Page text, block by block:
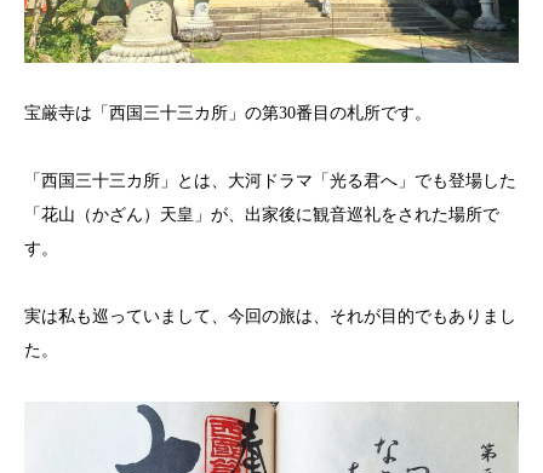
宝厳寺は「西国三十三カ所」の第30番目の札所です。
「西国三十三カ所」とは、大河ドラマ「光る君へ」でも登場した
「花山（かざん）天皇」が、出家後に観音巡礼をされた場所で
す。
実は私も巡っていまして、今回の旅は、それが目的でもありまし
た。